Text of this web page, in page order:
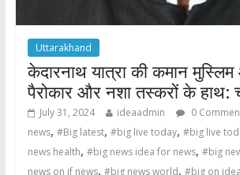
Uttarakhand
केदारनाथ यात्रा की कमान
पैरोकार और नशा तस्करों के हाथ:
July 31, 2024 ideaadmin 0
news, #Big latest, #big live today, #big live
news health, #big news idea for news, #big
news on if news, #big news world, #big on